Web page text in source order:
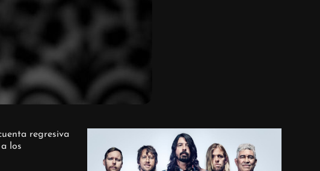
regresiva
los